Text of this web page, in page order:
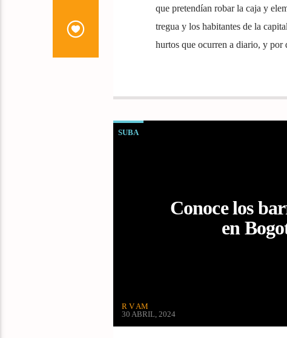
que pretendían robar la caja y
tregua y los habitantes de la
hurtos que ocurren a diario, y
SUBA
Conoce los
en
R V AM
30 ABRIL, 2024